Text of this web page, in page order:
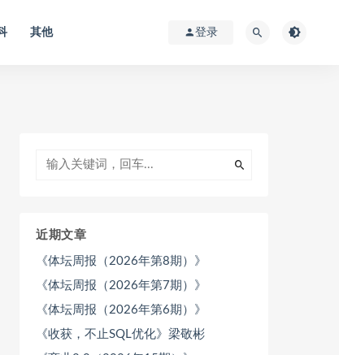
其他 登录
近期文章
《体坛周报（2026年第8期）》
《体坛周报（2026年第7期）》
《体坛周报（2026年第6期）》
《收获，不止SQL优化》梁敬彬